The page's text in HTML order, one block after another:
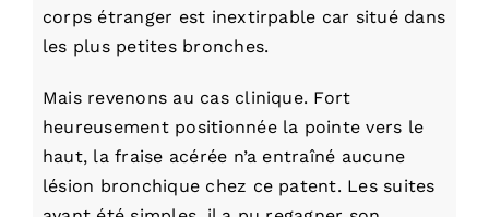
corps étranger est inextirpable car situé dans
les plus petites bronches.
Mais revenons au cas clinique. Fort
heureusement positionnée la pointe vers le
haut, la fraise acérée n’a entraîné aucune
lésion bronchique chez ce patent. Les suites